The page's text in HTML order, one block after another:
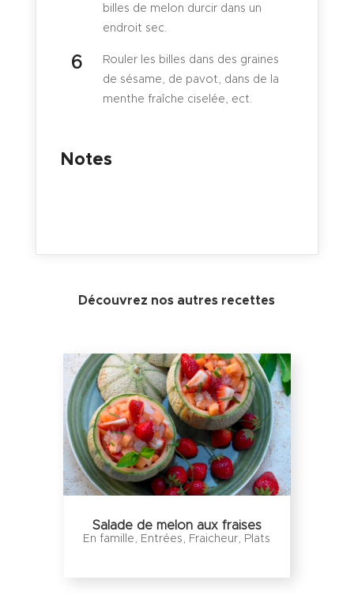
billes de melon durcir dans un
endroit sec.
Rouler les billes dans des graines
de sésame, de pavot, dans de la
menthe fraîche ciselée, ect.
Notes
Découvrez nos autres recettes
Salade de melon aux fraises
En famille, Entrées, Fraicheur, Plats